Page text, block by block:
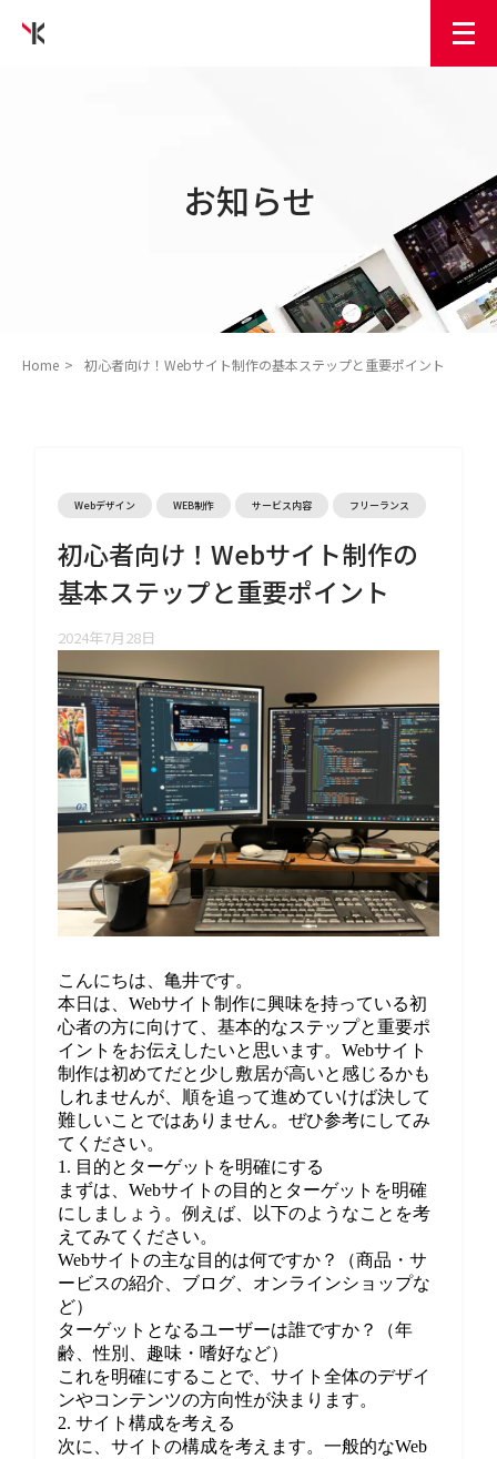
お知らせ
Home 初心者向け！Webサイト制作の基本ステップと重要ポイント
Webデザイン WEB制作 サービス内容 フリーランス
初心者向け！Webサイト制作の
基本ステップと重要ポイント
2024年7月28日
こんにちは、亀井です。
本日は、Webサイト制作に興味を持っている初
心者の方に向けて、基本的なステップと重要ポ
イントをお伝えしたいと思います。Webサイト
制作は初めてだと少し敷居が高いと感じるかも
しれませんが、順を追って進めていけば決して
難しいことではありません。ぜひ参考にしてみ
てください。
1. 目的とターゲットを明確にする
まずは、Webサイトの目的とターゲットを明確
にしましょう。例えば、以下のようなことを考
えてみてください。
Webサイトの主な目的は何ですか？（商品・サ
ービスの紹介、ブログ、オンラインショップな
ど）
ターゲットとなるユーザーは誰ですか？（年
齢、性別、趣味・嗜好など）
これを明確にすることで、サイト全体のデザイ
ンやコンテンツの方向性が決まります。
2. サイト構成を考える
次に、サイトの構成を考えます。一般的なWeb